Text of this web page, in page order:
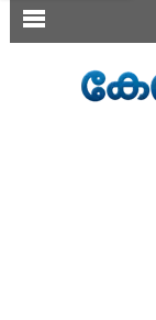
SECTIONS